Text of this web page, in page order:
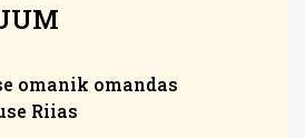
omanik omandas
Riias